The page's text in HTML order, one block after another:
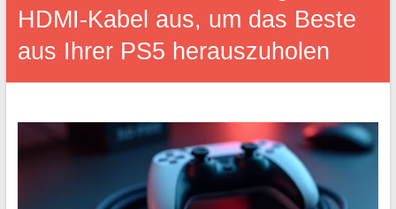
HDMI-Kabel aus, um das Beste
aus Ihrer PS5 herauszuholen